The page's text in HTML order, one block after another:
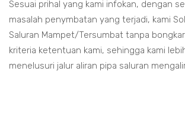
Sesuai prihal yang kami infokan, dengan
masalah penymbatan yang terjadi, kami
Saluran Mampet/Tersumbat tanpa
kriteria ketentuan kami, sehingga kami
menelusuri jalur aliran pipa saluran